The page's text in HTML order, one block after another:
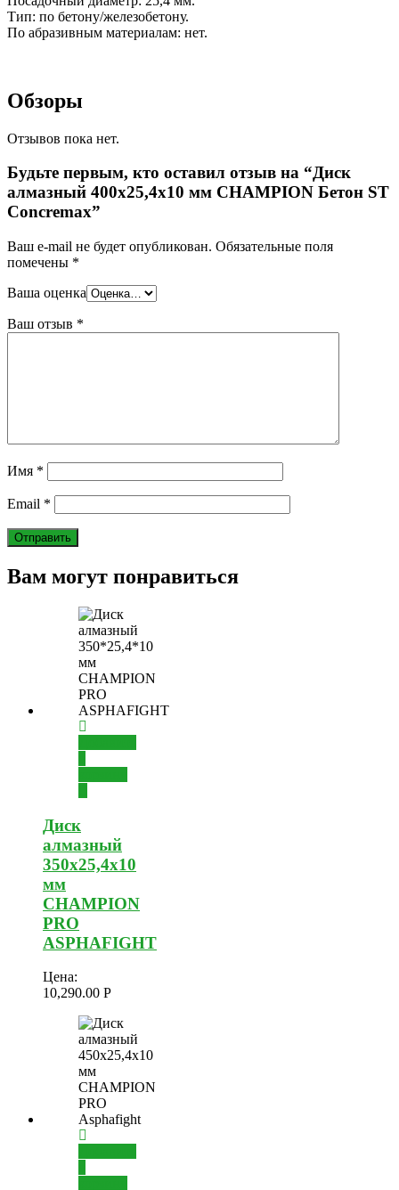
Тип: по бетону/железобетону.
По абразивным материалам: нет.
Обзоры
Отзывов пока нет.
Будьте первым, кто оставил отзыв на “Диск
алмазный 400х25,4х10 мм CHAMPION Бетон ST
Concremax”
Ваш e-mail не будет опубликован. Обязательные поля
помечены *
Ваша оценка
Ваш отзыв *
Имя *
Email *
Вам могут понравиться
Диск
алмазный
350х25,4х10
мм
CHAMPION
PRO
ASPHAFIGHT
Цена:
10,290.00 Р